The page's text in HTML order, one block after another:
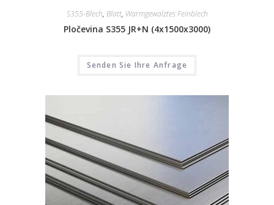
S355-Blech, Blatt, Warmgewalztes Feinblech
Pločevina S355 JR+N (4x1500x3000)
Senden Sie Ihre Anfrage